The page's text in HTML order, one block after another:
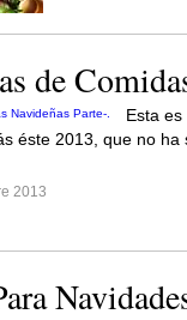
de
Esta
éste 2013, que no
2013